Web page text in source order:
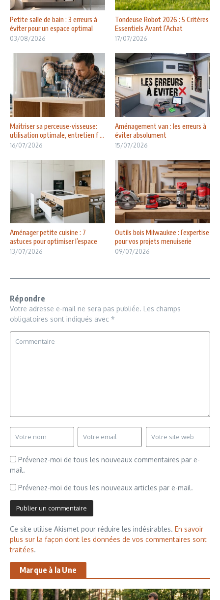
Petite salle de bain : 3 erreurs à
éviter pour un espace optimal
03/08/2026
Tondeuse Robot 2026 : 5 Critères
Essentiels Avant l’Achat
17/07/2026
Maîtriser sa perceuse-visseuse:
utilisation optimale, entretien f ...
16/07/2026
Aménagement van : les erreurs à
éviter absolument
15/07/2026
Aménager petite cuisine : 7
astuces pour optimiser l’espace
13/07/2026
Outils bois Milwaukee : l’expertise
pour vos projets menuiserie
09/07/2026
Répondre
Votre adresse e-mail ne sera pas publiée. Les champs
obligatoires sont indiqués avec *
Prévenez-moi de tous les nouveaux commentaires par e-
mail.
Prévenez-moi de tous les nouveaux articles par e-mail.
Ce site utilise Akismet pour réduire les indésirables. En savoir
plus sur la façon dont les données de vos commentaires sont
traitées.
Marque à la Une